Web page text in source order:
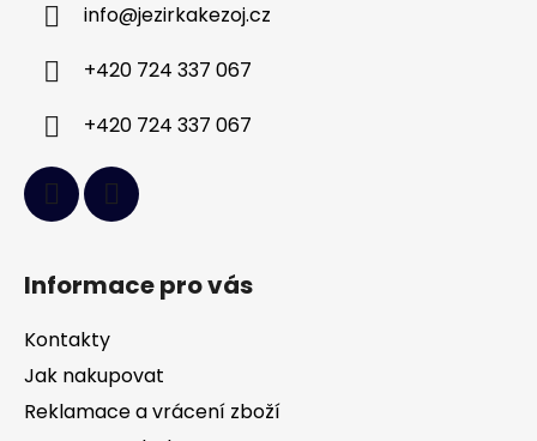
info@jezirkakezoj.cz
+420 724 337 067
+420 724 337 067
Informace pro vás
Kontakty
Jak nakupovat
Reklamace a vrácení zboží